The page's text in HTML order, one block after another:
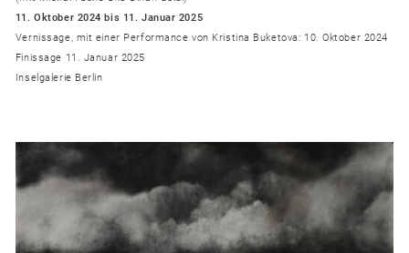
11. Oktober 2024 bis 11. Januar 2025
Vernissage, mit einer Performance von Kristina Buketova: 10. Oktober 2024
Finissage 11. Januar 2025
Inselgalerie Berlin